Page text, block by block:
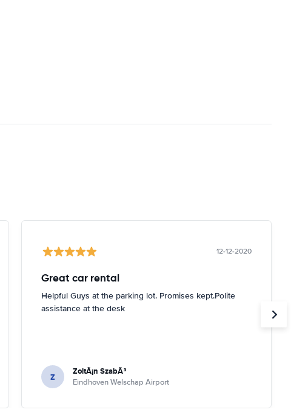
12-12-2020
Great car rental
Helpful Guys at the parking lot. Promises kept.Polite
assistance at the desk
Z ZoltÃ¡n SzabÃ³
Eindhoven Welschap Airport